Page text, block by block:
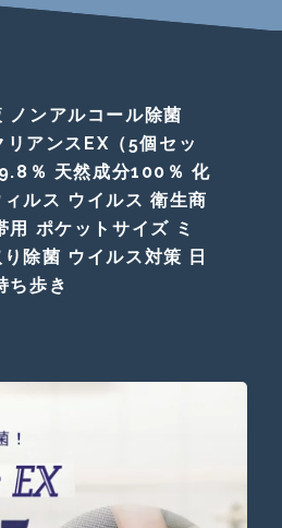
ノンアルコール除菌
アンスEX（5個セッ
％ 天然成分100％ 化
ルス ウイルス 衛生商
用 ポケットサイズ ミ
除菌 ウイルス対策 日
ち歩き